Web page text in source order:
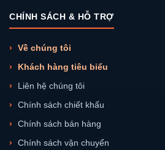
CHÍNH SÁCH & HỖ TRỢ
Về chúng tôi
Khách hàng tiêu biểu
Liên hệ chúng tôi
Chính sách chiết khấu
Chính sách bán hàng
Chính sách vận chuyển